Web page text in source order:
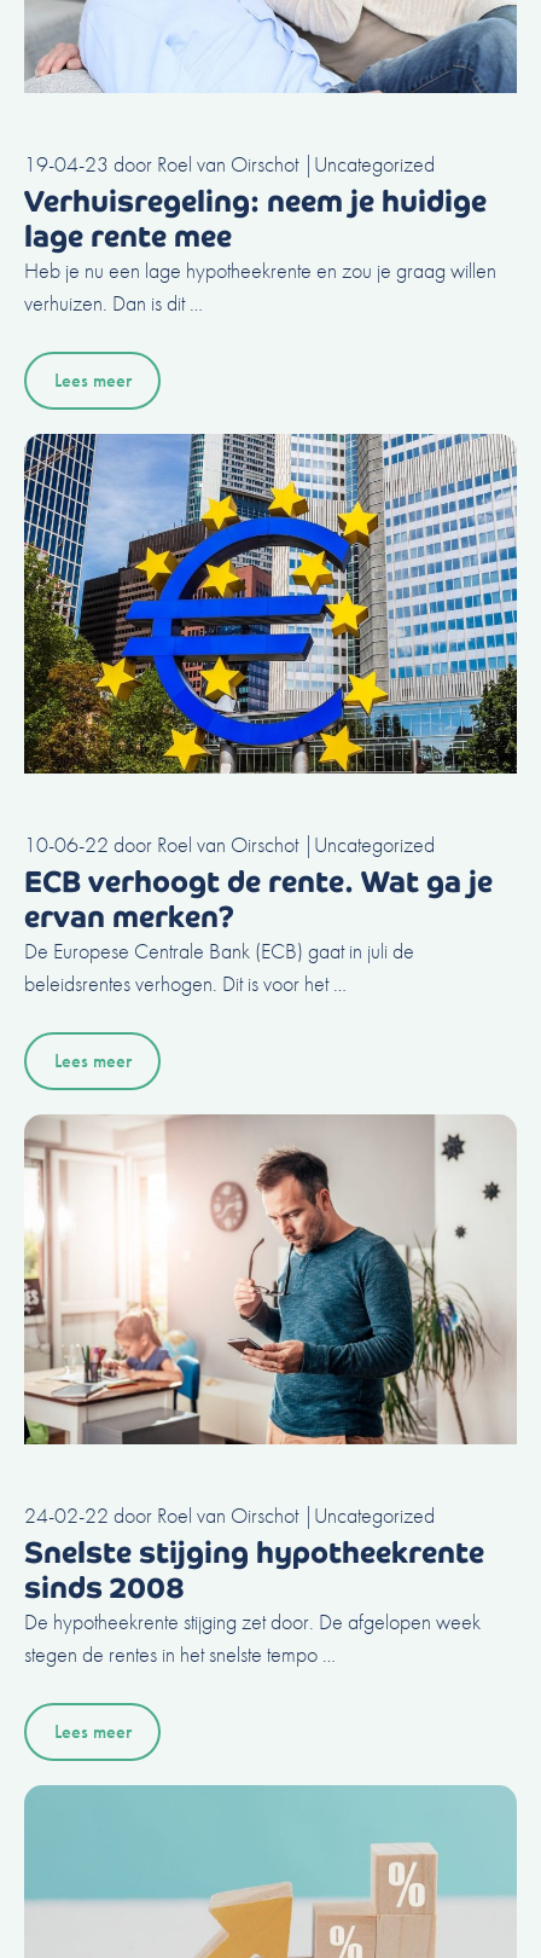
19-04-23 door Roel van Oirschot | Uncategorized
Verhuisregeling: neem je huidige
lage rente mee
Heb je nu een lage hypotheekrente en zou je graag willen
verhuizen. Dan is dit …
Lees meer
10-06-22 door Roel van Oirschot | Uncategorized
ECB verhoogt de rente. Wat ga je
ervan merken?
De Europese Centrale Bank (ECB) gaat in juli de
beleidsrentes verhogen. Dit is voor het …
Lees meer
24-02-22 door Roel van Oirschot | Uncategorized
Snelste stijging hypotheekrente
sinds 2008
De hypotheekrente stijging zet door. De afgelopen week
stegen de rentes in het snelste tempo …
Lees meer